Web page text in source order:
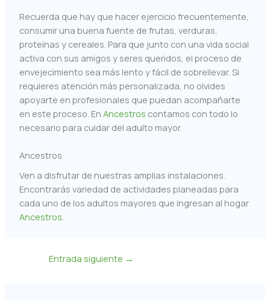
Recuerda que hay que hacer ejercicio frecuentemente,
consumir una buena fuente de frutas, verduras,
proteínas y cereales. Para que junto con una vida social
activa con sus amigos y seres queridos, el proceso de
envejecimiento sea más lento y fácil de sobrellevar. Si
requieres atención más personalizada, no olvides
apoyarte en profesionales que puedan acompañarte
en este proceso. En Ancestros contamos con todo lo
necesario para cuidar del adulto mayor.
Ancestros
Ven a disfrutar de nuestras amplias instalaciones.
Encontrarás variedad de actividades planeadas para
cada uno de los adultos mayores que ingresan al hogar
Ancestros.
Entrada siguiente →